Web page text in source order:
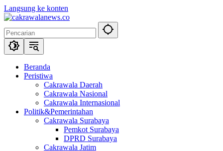
Langsung ke konten
Beranda
Peristiwa
Cakrawala Daerah
Cakrawala Nasional
Cakrawala Internasional
Politik&Pemerintahan
Cakrawala Surabaya
Pemkot Surabaya
DPRD Surabaya
Cakrawala Jatim